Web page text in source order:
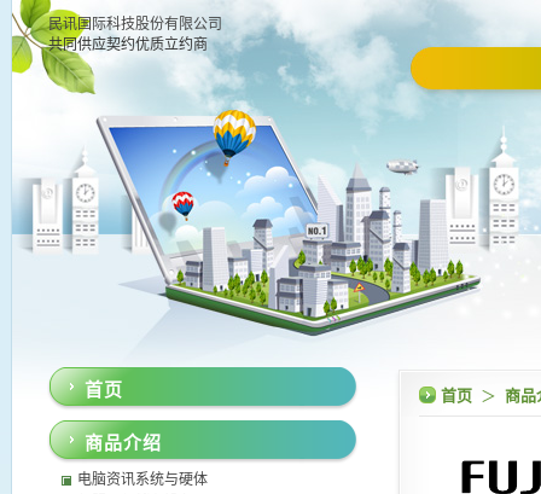
民讯国际科技股份有限公司
共同供应契约优质立约商
首页 ＞ 商
首页
商品介绍
电脑资讯系统与硬体